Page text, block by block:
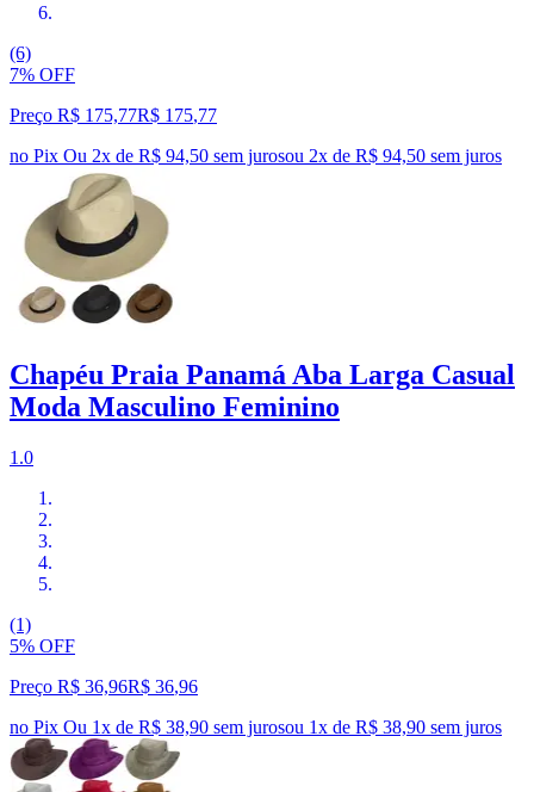
(6)
7% OFF
Preço R$ 175,77R$ 175,77
no Pix Ou 2x de R$ 94,50 sem jurosou 2x de R$ 94,50 sem juros
Chapéu Praia Panamá Aba Larga Casual
Moda Masculino Feminino
1.0
(1)
5% OFF
Preço R$ 36,96R$ 36,96
no Pix Ou 1x de R$ 38,90 sem jurosou 1x de R$ 38,90 sem juros